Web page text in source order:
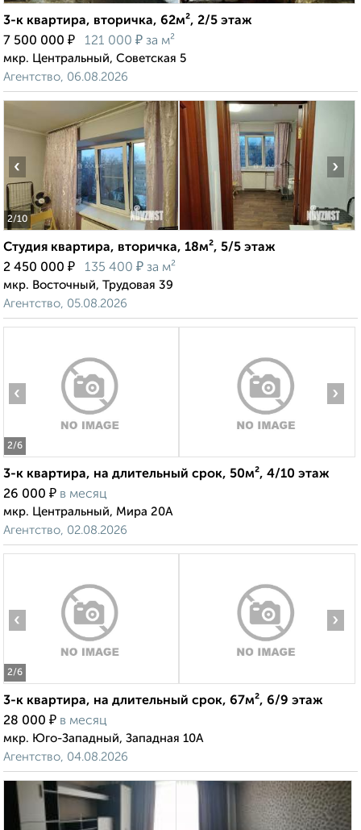
3-к квартира, вторичка, 62м², 2/5 этаж
7 500 000 ₽ 121 000 ₽ за м²
мкр. Центральный, Советская 5
Агентство, 06.08.2026
2/10
‹ ›
Студия квартира, вторичка, 18м², 5/5 этаж
2 450 000 ₽ 135 400 ₽ за м²
мкр. Восточный, Трудовая 39
Агентство, 05.08.2026
2/6
‹ ›
3-к квартира, на длительный срок, 50м², 4/10 этаж
26 000 ₽ в месяц
мкр. Центральный, Мира 20А
Агентство, 02.08.2026
2/6
‹ ›
3-к квартира, на длительный срок, 67м², 6/9 этаж
28 000 ₽ в месяц
мкр. Юго-Западный, Западная 10А
Агентство, 04.08.2026